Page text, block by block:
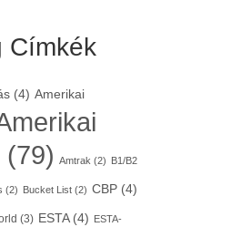
Címkék
(4) Amerikai
(79) Amtrak (2) B1/B2
(2) Bucket List(2) CBP(4)
(3) ESTA(4) ESTA-